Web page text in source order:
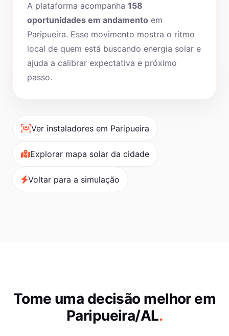
A plataforma acompanha 158
oportunidades em andamento em
Paripueira. Esse movimento mostra o ritmo
local de quem está buscando energia solar e
ajuda a calibrar expectativa e próximo
passo.
Ver instaladores em Paripueira
Explorar mapa solar da cidade
Voltar para a simulação
Tome uma decisão melhor em
Paripueira/AL.